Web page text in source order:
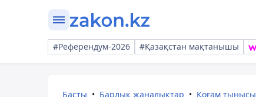
#Референдум-2026 #Қазақстан мақтанышы
Басты Барлық жаңалықтар Қоғам тынысы